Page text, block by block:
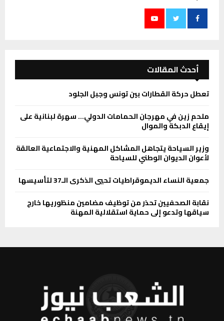
أحدث المقالات
تعطل حركة القطارات بين تونس وجبل الجلود
ملحم زين في مهرجان الحمامات الدولي… سهرة لبنانية على
إيقاع الدبكة والموال
وزير السياحة يتجاهل المشاكل المهنية والاجتماعية العالقة
لأعوان الديوان الوطني للسياحة
جمعية النساء الديموقراطيات تحيي الذكرى الـ37 لتأسيسها
نقابة الصحفيين تحذر من توظيف مضامين منظوريها خارج
سياقها وتدعو إلى حماية استقلالية المهنة